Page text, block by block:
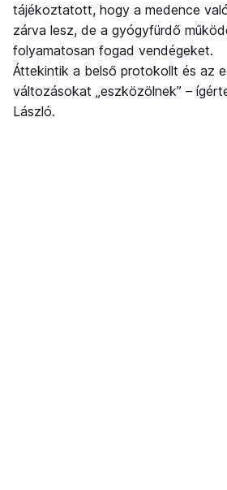
tájékoztatott, hogy a medence
zárva lesz, de a gyógyfürdő
folyamatosan fogad vendégeket.
Áttekintik a belső protokollt és az
változásokat „eszközölnek” –
László.